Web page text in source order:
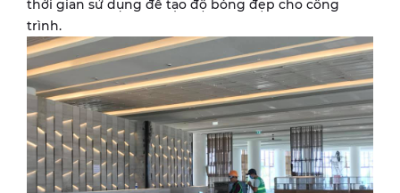
thời gian sử dụng để tạo độ bóng đẹp cho công
trình.